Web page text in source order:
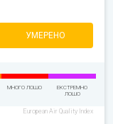
УМЕРЕНО
МНОГО ЛОШО
ЕКСТРЕМНО
ЛОШО
European Air Quality Index